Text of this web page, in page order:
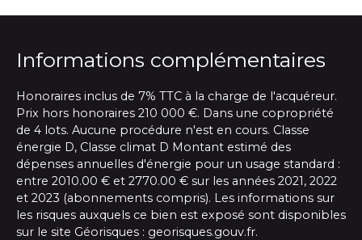
Informations complémentaires
Honoraires inclus de 7% TTC à la charge de l'acquéreur.
Prix hors honoraires 210 000 €. Dans une copropriété
de 4 lots. Aucune procédure n'est en cours. Classe
énergie D, Classe climat D Montant estimé des
dépenses annuelles d'énergie pour un usage standard :
entre 2010.00 € et 2770.00 € sur les années 2021, 2022
et 2023 (abonnements compris). Les informations sur
les risques auxquels ce bien est exposé sont disponibles
sur le site Géorisques : georisques.gouv.fr.